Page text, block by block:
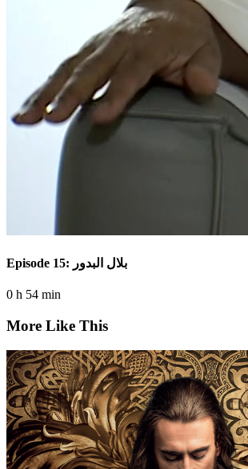
Episode 15: بلال البدور
0 h 54 min
More Like This